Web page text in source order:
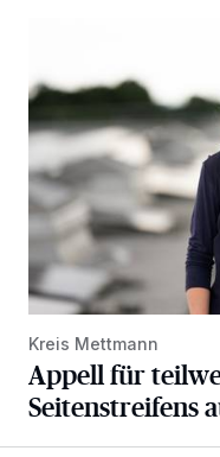
Kreis Mettmann
Appell für
Seitenstreifens